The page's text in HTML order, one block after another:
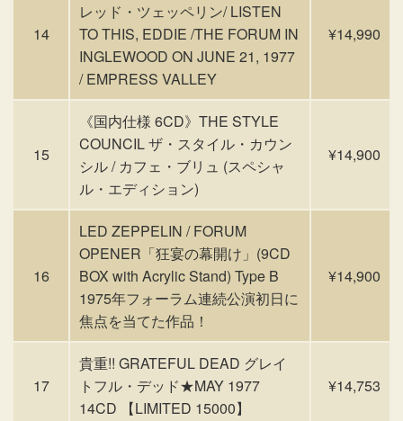
14
レッド・ツェッペリン/ LISTEN
TO THIS, EDDIE /THE FORUM IN
INGLEWOOD ON JUNE 21, 1977
/ EMPRESS VALLEY
¥14,990
15
《国内仕様 6CD》THE STYLE
COUNCIL ザ・スタイル・カウン
シル / カフェ・ブリュ (スペシャ
ル・エディション)
¥14,900
16
LED ZEPPELIN / FORUM
OPENER「狂宴の幕開け」(9CD
BOX with Acrylic Stand) Type B
1975年フォーラム連続公演初日に
焦点を当てた作品！
¥14,900
17
貴重!! GRATEFUL DEAD グレイ
トフル・デッド★MAY 1977
14CD 【LIMITED 15000】
¥14,753